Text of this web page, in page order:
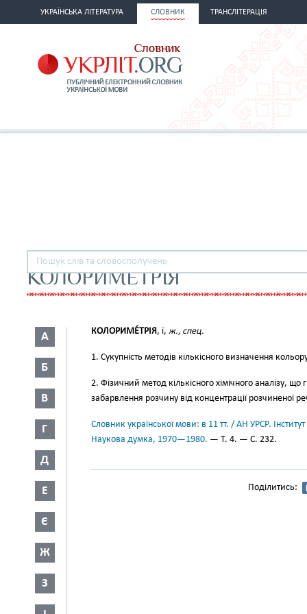
УКРАЇНСЬКА ЛІТЕРАТУРА СЛОВНИК ТРАНСЛІТЕРАЦІЯ
КОЛОРИМЕТРІЯ
А
Б
В
Г
Д
Е
Є
Ж
З
КОЛОРИМЕ́ТРІЯ, ї, ж., спец.
1. Сукупність методів кількісного визначення
2. Фізичний метод кількісного хімічного аналізу, що
забарвлення розчину від концентрації розчиненої
Словник української мови: в 11 тт. / АН УРСР.
Наукова думка, 1970—1980. — Т. 4. — С. 232.
Поділитись: